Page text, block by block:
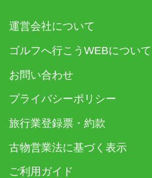
運営会社について
ゴルフへ行こうWEBについて
お問い合わせ
プライバシーポリシー
旅行業登録票・約款
古物営業法に基づく表示
ご利用ガイド